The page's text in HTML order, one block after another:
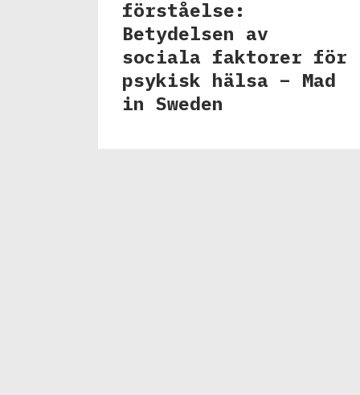
förståelse:
Betydelsen av
sociala faktorer för
psykisk hälsa – Mad
in Sweden